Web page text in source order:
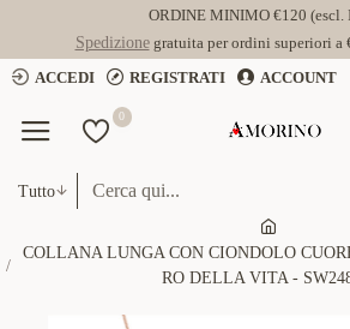
ORDINE MINIMO €120 (escl.
Spedizionegratuita per ordini superiori a
ACCEDI
REGISTRATI ACCOUNT
0
Tutto
COLLANA LUNGA CON CIONDOLO
RO DELLA VITA -